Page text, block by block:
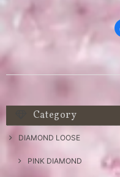
Category
DIAMOND LOOSE
PINK DIAMOND